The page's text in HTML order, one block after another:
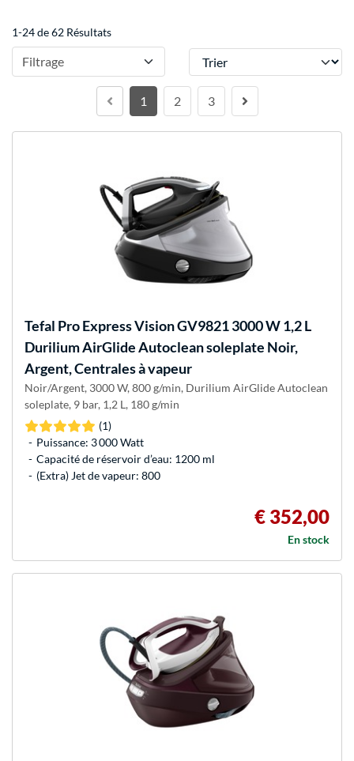
1-24 de 62 Résultats
Filtrage Trier
1 2 3
Tefal Pro Express Vision GV9821 3000 W 1,2 L
Durilium AirGlide Autoclean soleplate Noir,
Argent, Centrales à vapeur
Noir/Argent, 3000 W, 800 g/min, Durilium AirGlide Autoclean
soleplate, 9 bar, 1,2 L, 180 g/min
(1)
Puissance: 3 000 Watt
Capacité de réservoir d’eau: 1200 ml
(Extra) Jet de vapeur: 800
€ 352,00
En stock